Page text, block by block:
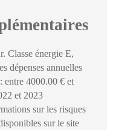
Classe énergie E,
dépenses annuelles
entre 4000.00 € et
et 2023
sur les risques
sur le site